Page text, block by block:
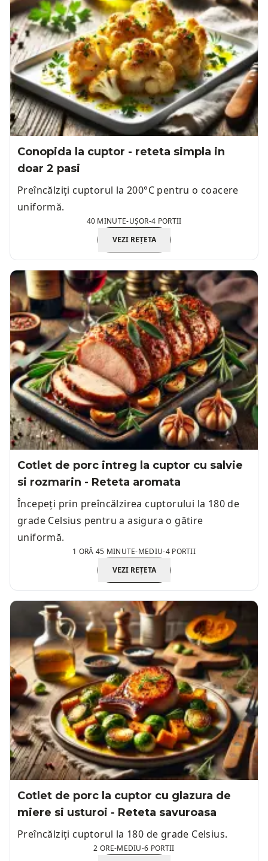
Conopida la cuptor - reteta simpla in
doar 2 pasi
Preîncălziți cuptorul la 200°C pentru o coacere
uniformă.
40 MINUTE-UȘOR-4 PORTII
VEZI REȚETA
Cotlet de porc intreg la cuptor cu salvie
si rozmarin - Reteta aromata
Începeți prin preîncălzirea cuptorului la 180 de
grade Celsius pentru a asigura o gătire
uniformă.
1 ORĂ 45 MINUTE-MEDIU-4 PORTII
VEZI REȚETA
Cotlet de porc la cuptor cu glazura de
miere si usturoi - Reteta savuroasa
Preîncălziți cuptorul la 180 de grade Celsius.
2 ORE-MEDIU-6 PORTII